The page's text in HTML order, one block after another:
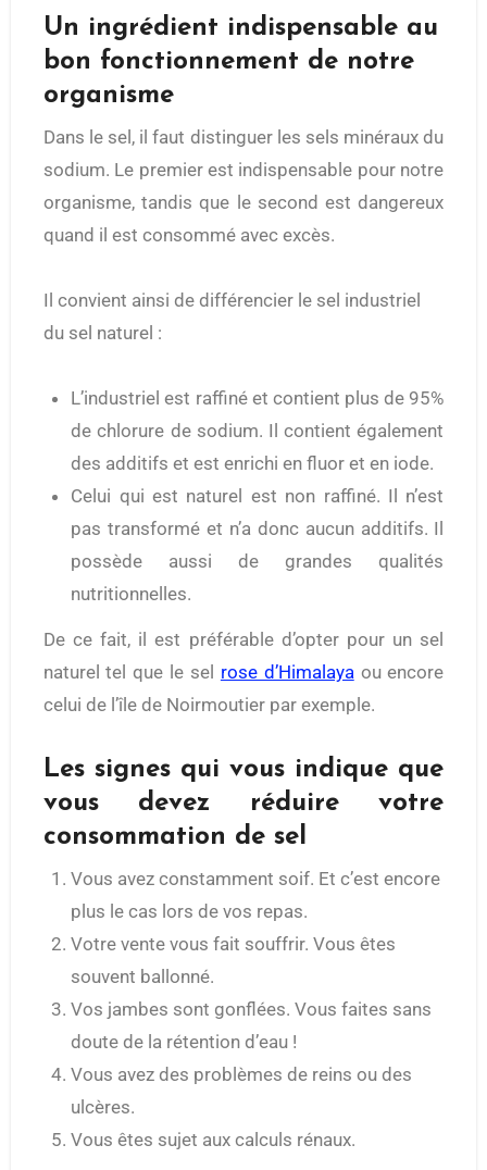
Un ingrédient indispensable au
bon fonctionnement de notre
organisme
Dans le sel, il faut distinguer les sels minéraux du
sodium. Le premier est indispensable pour notre
organisme, tandis que le second est dangereux
quand il est consommé avec excès.
Il convient ainsi de différencier le sel industriel
du sel naturel :
L’industriel est raffiné et contient plus de 95%
de chlorure de sodium. Il contient également
des additifs et est enrichi en fluor et en iode.
Celui qui est naturel est non raffiné. Il n’est
pas transformé et n’a donc aucun additifs. Il
possède aussi de grandes qualités
nutritionnelles.
De ce fait, il est préférable d’opter pour un sel
naturel tel que le sel rose d’Himalayaou encore
celui de l’île de Noirmoutier par exemple.
Les signes qui vous indique que
vous devez réduire votre
consommation de sel
Vous avez constamment soif. Et c’est encore
plus le cas lors de vos repas.
Votre vente vous fait souffrir. Vous êtes
souvent ballonné.
Vos jambes sont gonflées. Vous faites sans
doute de la rétention d’eau !
Vous avez des problèmes de reins ou des
ulcères.
Vous êtes sujet aux calculs rénaux.